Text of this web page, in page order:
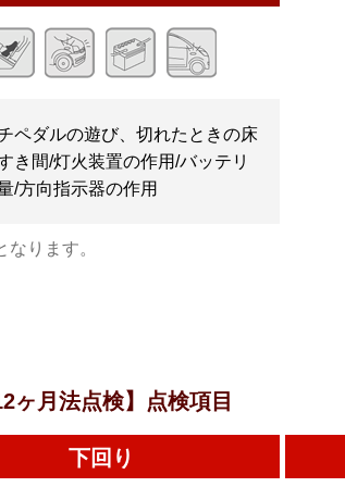
ペダルの遊び、切れたときの床
き間/灯火装置の作用/バッテリ
/方向指示器の作用
ります。
ヶ月法点検】点検項目
下回り